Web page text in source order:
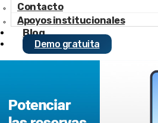
Contacto
Apoyos institucionales
Blog
Demo gratuita
Macarena Fedriani
Categoría
Tecnología....